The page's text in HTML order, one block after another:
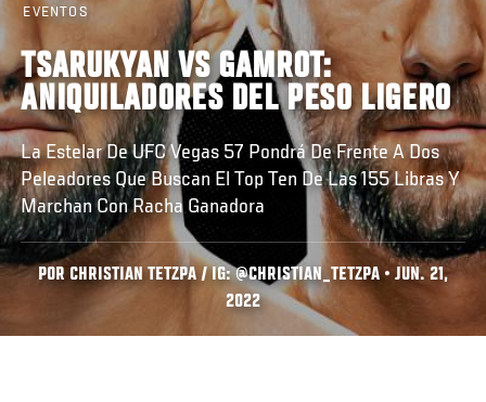
EVENTOS
TSARUKYAN VS GAMROT:
ANIQUILADORES DEL PESO LIGERO
La Estelar De UFC Vegas 57 Pondrá De Frente A Dos
Peleadores Que Buscan El Top Ten De Las 155 Libras Y
Marchan Con Racha Ganadora
POR CHRISTIAN TETZPA / IG: @CHRISTIAN_TETZPA • JUN. 21,
2022